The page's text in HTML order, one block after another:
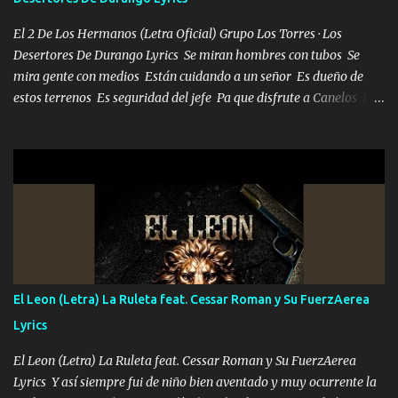
bailar Pero es que tengo un par de conciertos más que llenar Se
mueven solo por el interés P...
El 2 De Los Hermanos (Letra Oficial) Grupo Los Torres · Los
Desertores De Durango Lyrics Se miran hombres con tubos Se
mira gente con medios Están cuidando a un señor Es dueño de
estos terrenos Es seguridad del jefe Pa que disfrute a Canelos Es
ni tampoco las mujeres porque es platica de grandes por eso hay
que estar alegres doy las instrucciones para atender los deberes
Música Si es que salta algún problema de confianza tengo gente
ahí está el Hombre Cuarenta y también Pariente 7 arreglan
cualquier problema no más es cuestión que ordené NOS HACE
FALTA UN HERMANO DE CLAVE ERA EL 24 SIEMPRE FUE UN
HOMBRE VALIENTE POR ALGO M'URIÓ PELEAND0 SIEMPRE
VIO POR LA FAMILIA PARA QUE SIGA EL LEGADO Es el DOS de
los HERMANOS un cerebro inteligente y com...
El Leon (Letra) La Ruleta feat. Cessar Roman y Su FuerzAerea
Lyrics
El Leon (Letra) La Ruleta feat. Cessar Roman y Su FuerzAerea
Lyrics Y así siempre fui de niño bien aventado y muy ocurrente la